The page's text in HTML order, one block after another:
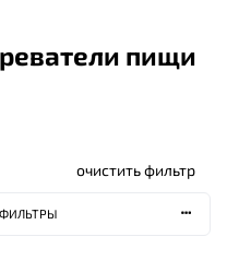
пищи
очистить фильтр
ФИЛЬТРЫ